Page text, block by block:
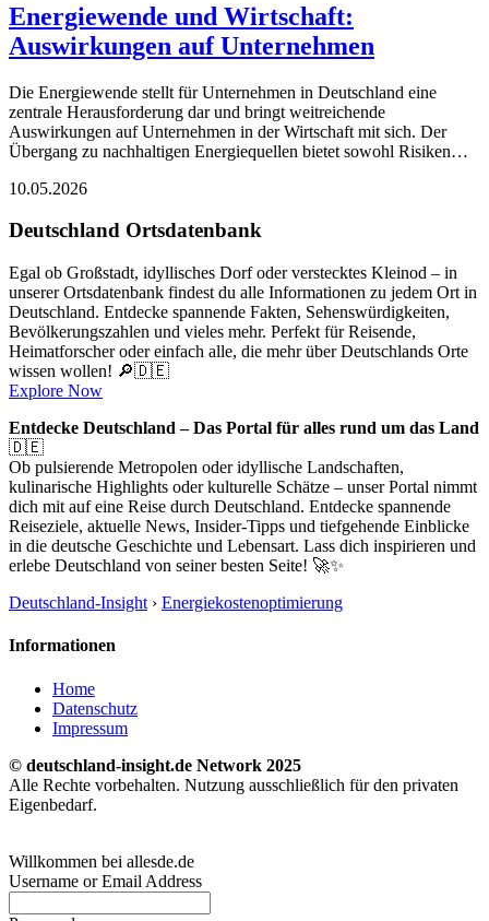
Energiewende und Wirtschaft:
Auswirkungen auf Unternehmen
Die Energiewende stellt für Unternehmen in Deutschland eine
zentrale Herausforderung dar und bringt weitreichende
Auswirkungen auf Unternehmen in der Wirtschaft mit sich. Der
Übergang zu nachhaltigen Energiequellen bietet sowohl Risiken…
10.05.2026
Deutschland Ortsdatenbank
Egal ob Großstadt, idyllisches Dorf oder verstecktes Kleinod – in
unserer Ortsdatenbank findest du alle Informationen zu jedem Ort in
Deutschland. Entdecke spannende Fakten, Sehenswürdigkeiten,
Bevölkerungszahlen und vieles mehr. Perfekt für Reisende,
Heimatforscher oder einfach alle, die mehr über Deutschlands Orte
wissen wollen! 🔎🇩🇪
Explore Now
Entdecke Deutschland – Das Portal für alles rund um das Land
🇩🇪
Ob pulsierende Metropolen oder idyllische Landschaften,
kulinarische Highlights oder kulturelle Schätze – unser Portal nimmt
dich mit auf eine Reise durch Deutschland. Entdecke spannende
Reiseziele, aktuelle News, Insider-Tipps und tiefgehende Einblicke
in die deutsche Geschichte und Lebensart. Lass dich inspirieren und
erlebe Deutschland von seiner besten Seite! 🚀✨
Deutschland-Insight › Energiekostenoptimierung
Informationen
Home
Datenschutz
Impressum
© deutschland-insight.de Network 2025
Alle Rechte vorbehalten. Nutzung ausschließlich für den privaten
Eigenbedarf.
Willkommen bei allesde.de
Username or Email Address